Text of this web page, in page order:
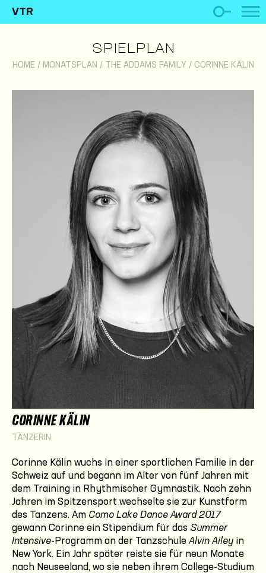
VTR
SPIELPLAN
HOME / MONATSPLAN / THE ADDAMS FAMILY / CORINNE KÄLIN
CORINNE KÄLIN
TÄNZERIN
Corinne Kälin wuchs in einer sportlichen Familie in der
Schweiz auf und begann im Alter von fünf Jahren mit
dem Training in Rhythmischer Gymnastik. Nach zehn
Jahren im Spitzen­sport wechselte sie zur Kunstform
des Tanzens. Am Como Lake Dance Award 2017
gewann Corinne ein Stipendium für das Summer
Intensive-Programm an der TanzschuleAlvin Ailey in
New York. Ein Jahr später reiste sie für neun Monate
nach Neuseeland, wo sie neben ihrem College-Studium